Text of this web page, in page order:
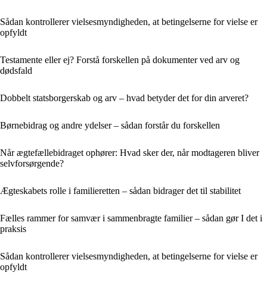
Sådan kontrollerer vielsesmyndigheden, at betingelserne for vielse er
opfyldt
Testamente eller ej? Forstå forskellen på dokumenter ved arv og
dødsfald
Dobbelt statsborgerskab og arv – hvad betyder det for din arveret?
Børnebidrag og andre ydelser – sådan forstår du forskellen
Når ægtefællebidraget ophører: Hvad sker der, når modtageren bliver
selvforsørgende?
Ægteskabets rolle i familieretten – sådan bidrager det til stabilitet
Fælles rammer for samvær i sammenbragte familier – sådan gør I det i
praksis
Sådan kontrollerer vielsesmyndigheden, at betingelserne for vielse er
opfyldt